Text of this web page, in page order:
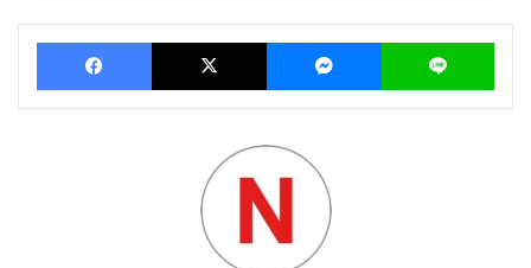
มาแล้วจ้า เปิดเทอม 2569 ใครพร้อม
บ้าง
คัดลอก
ต้อนรับนักเรียนทุกคนด้วยความยินดีและ
Facebook X Messenger Line